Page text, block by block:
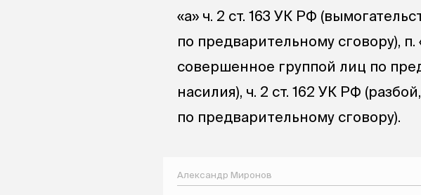
«а» ч. 2 ст. 163 УК РФ
по предварительному сговору), п.
совершенное группой лиц по
насилия), ч. 2 ст. 162 УК РФ
по предварительному сговору).
Александр Миронов